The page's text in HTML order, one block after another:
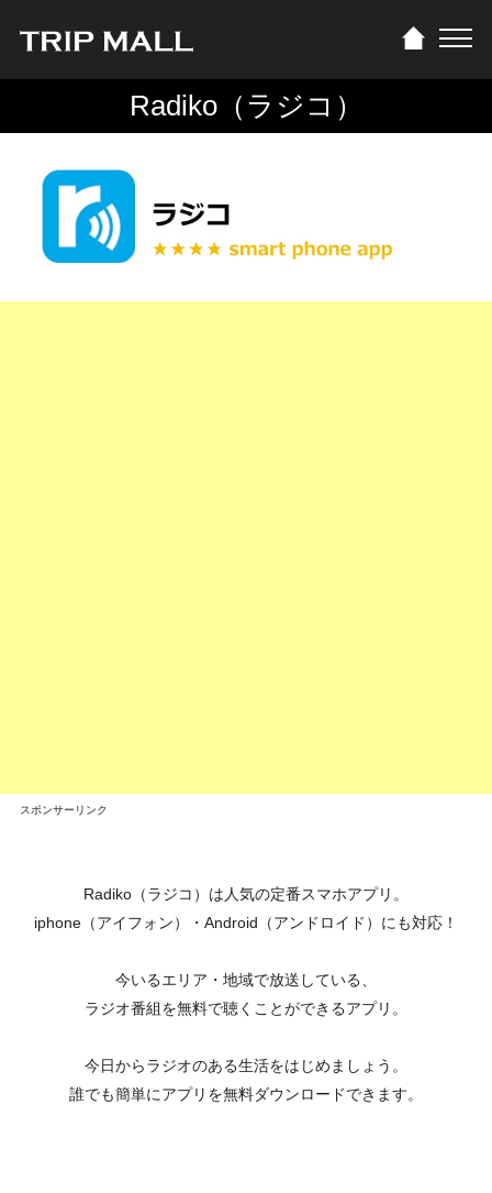
Radiko（ラジコ）
スポンサーリンク
Radiko（ラジコ）は人気の定番スマホアプリ。
iphone（アイフォン）・Android（アンドロイド）にも対応！
今いるエリア・地域で放送している、
ラジオ番組を無料で聴くことができるアプリ。
今日からラジオのある生活をはじめましょう。
誰でも簡単にアプリを無料ダウンロードできます。